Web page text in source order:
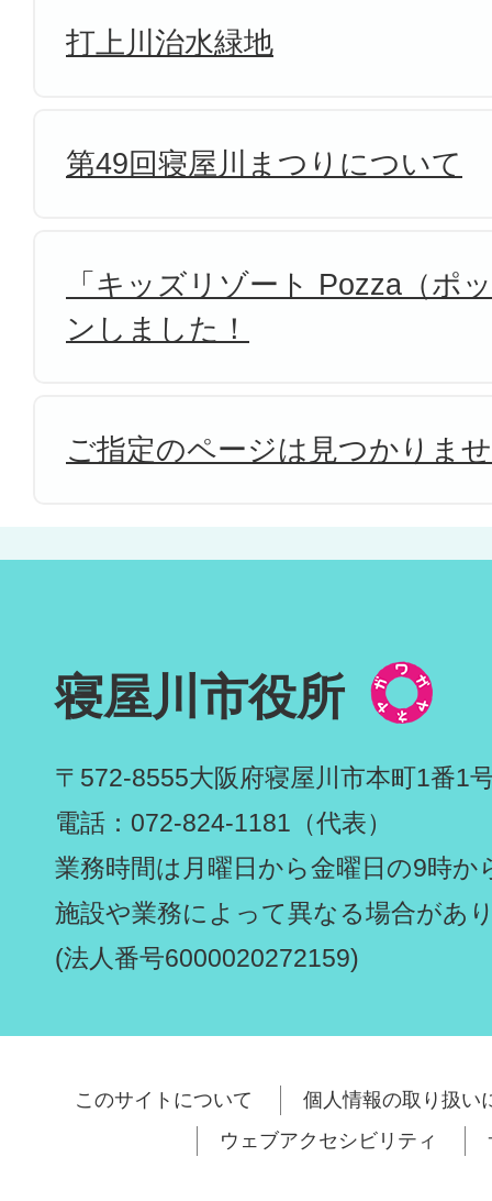
打上川治水緑地
第49回寝屋川まつりについて
「キッズリゾート Pozza（ポ
ンしました！
ご指定のページは見つかりま
寝屋川市役所
〒572-8555大阪府寝屋川市本町1番1
電話：072-824-1181（代表）
業務時間は月曜日から金曜日の9時か
施設や業務によって異なる場合があ
(法人番号6000020272159)
このサイトについて
個人情報の取り扱い
ウェブアクセシビリティ